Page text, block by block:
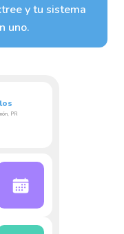
y tu sistema
uno.
PR